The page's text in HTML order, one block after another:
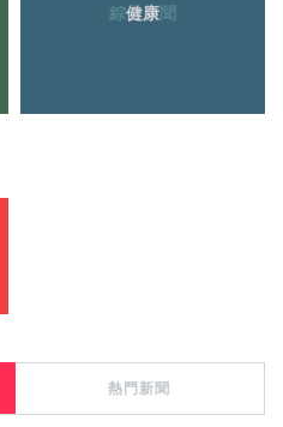
健康
熱門新聞